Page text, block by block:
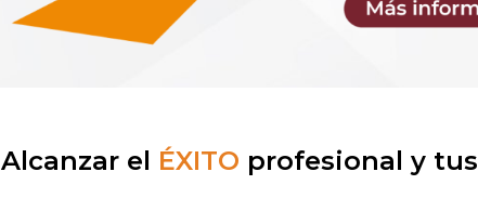
Alcanzar el ÉXITO profesional y tus